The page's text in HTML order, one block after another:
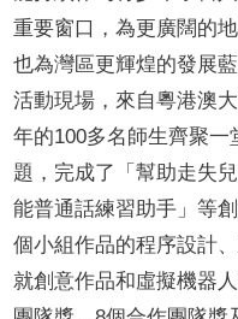
重要窗口，為更廣闊的
也為灣區更輝煌的發展
活動現場，來自粵港澳
年的100多名師生齊聚
題，完成了「幫助走失
能普通話練習助手」等
個小組作品的程序設計
就創意作品和虛擬機器